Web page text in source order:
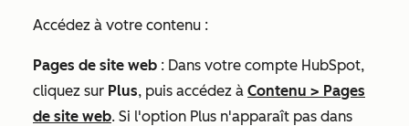
Accédez à votre contenu :
Pages de site web : Dans votre compte HubSpot,
cliquez sur Plus, puis accédez à Contenu > Pages
de site web. Si l'option Plus n'apparaît pas dans